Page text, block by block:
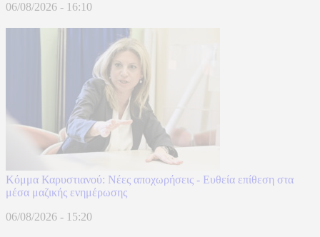
06/08/2026 - 16:10
Κόμμα Καρυστιανού: Νέες αποχωρήσεις - Ευθεία επίθεση στα
μέσα μαζικής ενημέρωσης
06/08/2026 - 15:20